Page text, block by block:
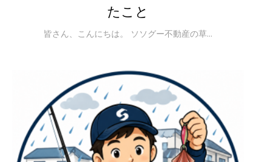
たこと
皆さん、こんにちは。 ソソグー不動産の草...